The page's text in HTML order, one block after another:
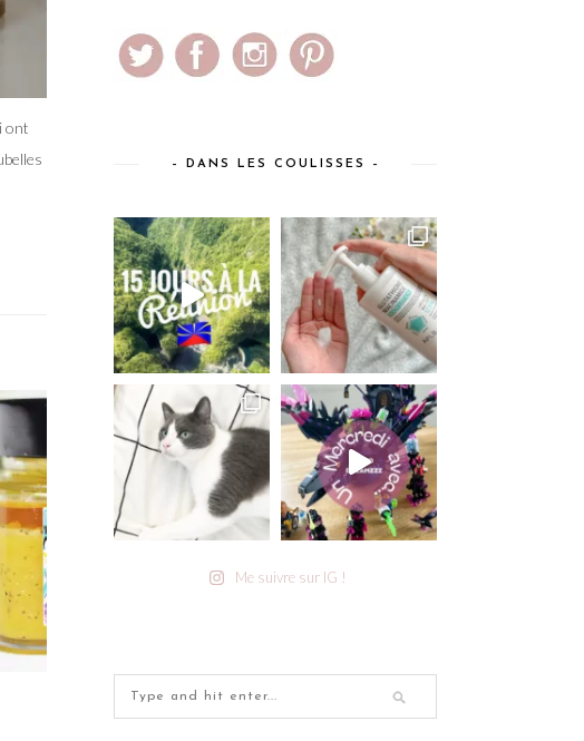
ont
– DANS LES COULISSES –
Me suivre sur IG !